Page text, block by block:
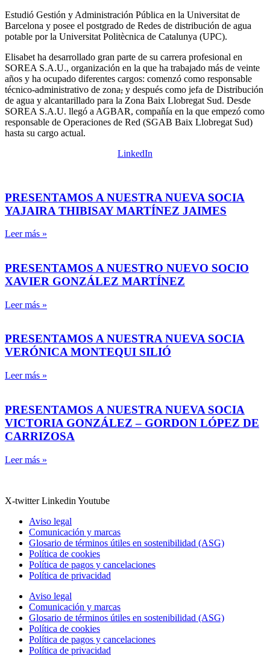
Estudió Gestión y Administración Pública en la Universitat de
Barcelona y posee el postgrado de Redes de distribución de agua
potable por la Universitat Politècnica de Catalunya (UPC).
Elisabet ha desarrollado gran parte de su carrera profesional en
SOREA S.A.U., organización en la que ha trabajado más de veinte
años y ha ocupado diferentes cargos: comenzó como responsable
técnico-administrativo de zona, y después como jefa de Distribución
de agua y alcantarillado para la Zona Baix Llobregat Sud. Desde
SOREA S.A.U. llegó a AGBAR, compañía en la que empezó como
responsable de Operaciones de Red (SGAB Baix Llobregat Sud)
hasta su cargo actual.
LinkedIn
PRESENTAMOS A NUESTRA NUEVA SOCIA
YAJAIRA THIBISAY MARTÍNEZ JAIMES
Leer más »
PRESENTAMOS A NUESTRO NUEVO SOCIO
XAVIER GONZÁLEZ MARTÍNEZ
Leer más »
PRESENTAMOS A NUESTRA NUEVA SOCIA
VERÓNICA MONTEQUI SILIÓ
Leer más »
PRESENTAMOS A NUESTRA NUEVA SOCIA
VICTORIA GONZÁLEZ – GORDON LÓPEZ DE
CARRIZOSA
Leer más »
X-twitter Linkedin Youtube
Aviso legal
Comunicación y marcas
Glosario de términos útiles en sostenibilidad (ASG)
Política de cookies
Política de pagos y cancelaciones
Política de privacidad
Aviso legal
Comunicación y marcas
Glosario de términos útiles en sostenibilidad (ASG)
Política de cookies
Política de pagos y cancelaciones
Política de privacidad